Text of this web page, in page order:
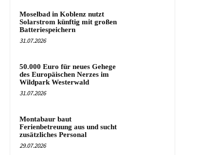
Moselbad in Koblenz nutzt
Solarstrom künftig mit großen
Batteriespeichern
31.07.2026
50.000 Euro für neues Gehege
des Europäischen Nerzes im
Wildpark Westerwald
31.07.2026
Montabaur baut
Ferienbetreuung aus und sucht
zusätzliches Personal
29.07.2026